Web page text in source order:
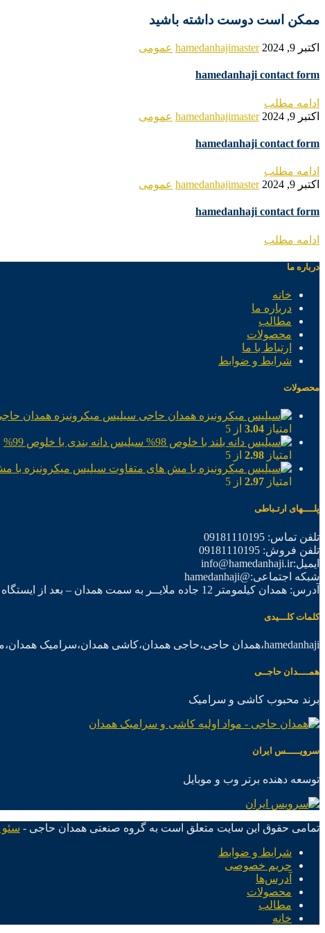
ممکن است دوست داشته باشید
اکتبر 9, 2024 hamedanhajimaster عمومی
hamedanhaji contact form
ادامه مطلب
اکتبر 9, 2024
hamedanhajimaster عمومی
hamedanhaji contact form
ادامه مطلب
اکتبر 9, 2024
hamedanhajimaster عمومی
hamedanhaji contact form
ادامه مطلب
درباره ما
خانه
درباره ما
مطالب
محصولات
ارتباط با ما
شرایط و ضوابط
محصولات
سیلیس میکرونیزه همدان
امتیاز 3.04 از 5
سیلیس دانه بندی با خلوص 99%
امتیاز 2.98 از 5
سیلیس میکرونیزه با
امتیاز 2.97 از 5
پلــــهای ارتـباطی
تلفن تماس: 09181110195
تلفن فروش: 09181110195
ایمیل:info@hamedanhaji.ir
شبکه اجتماعی:@hamedanhaji
آدرس: همدان کیلمومتر 12 جاده ملایــر به سمت همدان – بعد از ایستگاه برق فرعی اول – شرکت تولیدی همدان حاجی
کلمات کلـــیدی
hamedanhaji،همدان حاجی،حاجی همدان،کاشی همدان،سرامیک همدان،موادکاشی سرامیک
همــــدان حاجــی
برند محبوب کاشی و سرامیک
سرویـــــس ایران
توسعه دهنده برتر وب و موبایل
تمامی حقوق این سایت متعلق است به گروه صنعتی همدان حاجی -
شرایط و ضوابط
حریم خصوصی
آدرس‌ها
محصولات
مطالب
خانه